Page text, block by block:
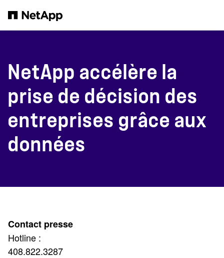
NetApp accélère la
prise de décision des
entreprises grâce aux
données
Contact presse
Hotline :
408.822.3287